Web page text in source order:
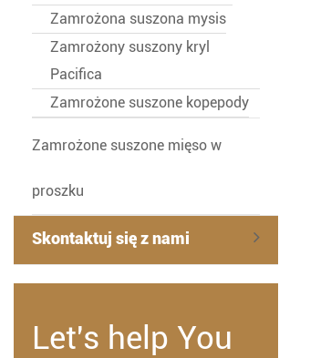
Zamrożona suszona mysis
Zamrożony suszony kryl
Pacifica
Zamrożone suszone kopepody
Zamrożone suszone mięso w
proszku
Skontaktuj się z nami
Let's help You